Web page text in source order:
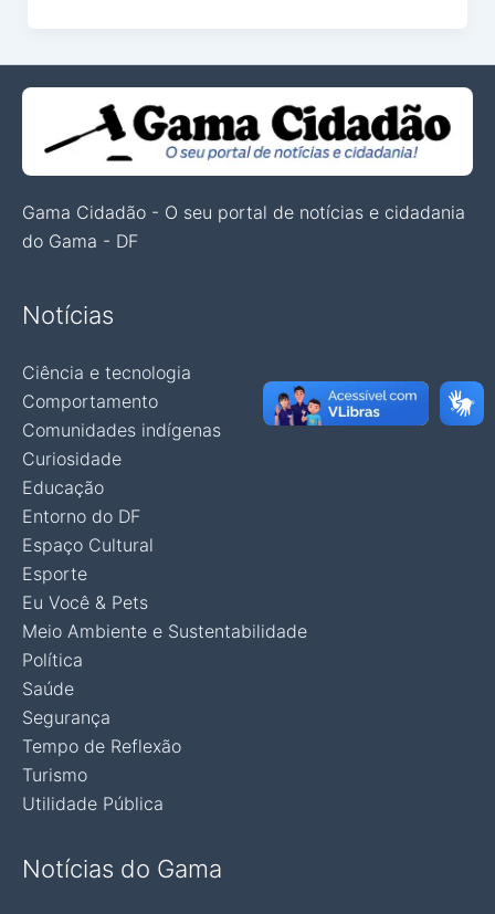
Gama Cidadão - O seu portal de notícias e cidadania
do Gama - DF
Notícias
Ciência e tecnologia
Comportamento
Comunidades indígenas
Curiosidade
Educação
Entorno do DF
Espaço Cultural
Esporte
Eu Você & Pets
Meio Ambiente e Sustentabilidade
Política
Saúde
Segurança
Tempo de Reflexão
Turismo
Utilidade Pública
Notícias do Gama